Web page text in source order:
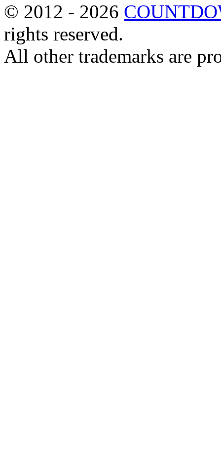
© 2012 - 2026
rights reserved.
All other trademarks are